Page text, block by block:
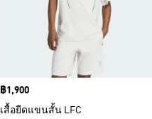
Price
฿1,900
เสื้อยืดแขนสั้น LFC